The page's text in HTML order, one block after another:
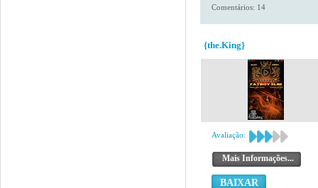
Comentários: 14
{the.King}
Avaliação:
Mais Informações...
BAIXAR